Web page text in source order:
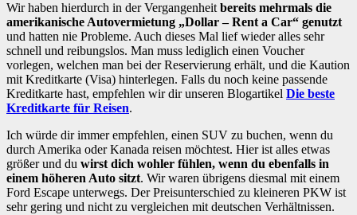
Wir haben hierdurch in der Vergangenheit bereits mehrmals die
amerikanische Autovermietung „Dollar – Rent a Car“ genutzt
und hatten nie Probleme. Auch dieses Mal lief wieder alles sehr
schnell und reibungslos. Man muss lediglich einen Voucher
vorlegen, welchen man bei der Reservierung erhält, und die Kaution
mit Kreditkarte (Visa) hinterlegen. Falls du noch keine passende
Kreditkarte hast, empfehlen wir dir unseren Blogartikel Die beste
Kreditkarte für Reisen.
Ich würde dir immer empfehlen, einen SUV zu buchen, wenn du
durch Amerika oder Kanada reisen möchtest. Hier ist alles etwas
größer und du wirst dich wohler fühlen, wenn du ebenfalls in
einem höheren Auto sitzt. Wir waren übrigens diesmal mit einem
Ford Escape unterwegs. Der Preisunterschied zu kleineren PKW ist
sehr gering und nicht zu vergleichen mit deutschen Verhältnissen.